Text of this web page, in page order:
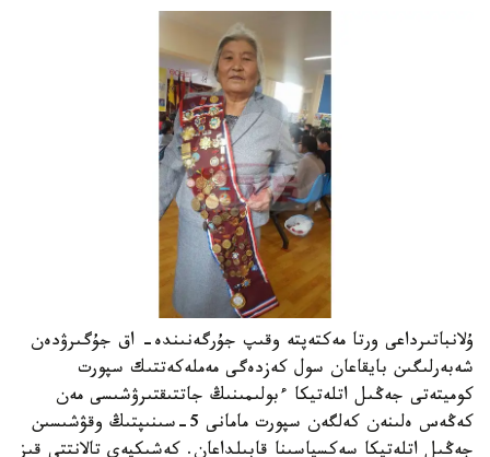
ۇلانباتىرداعى ورتا مەكتەپتە وقىپ جۇرگەنىندە- اق جۇگىرۋدەن
شەبەرلىگىن بايقاعان سول كەزدەگى مەملەكەتتىك سپورت
كوميتەتى جەڭىل اتلەتيكا ءبولىمىنىڭ جاتتىقتىرۋشىسى مەن
كەڭەس ەلىنەن كەلگەن سپورت مامانى 5-سىنىپتىڭ وقۋشىسىن